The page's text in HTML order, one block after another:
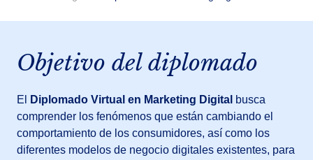
Objetivo del diplomado
El Diplomado Virtual en Marketing Digital busca
comprender los fenómenos que están cambiando el
comportamiento de los consumidores, así como los
diferentes modelos de negocio digitales existentes, para